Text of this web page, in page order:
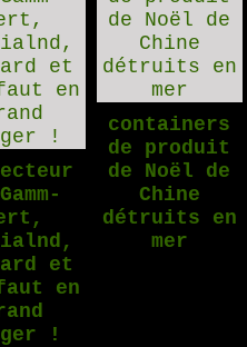
et
en
!
containers
de produit
de Noël de
Chine
détruits en
mer